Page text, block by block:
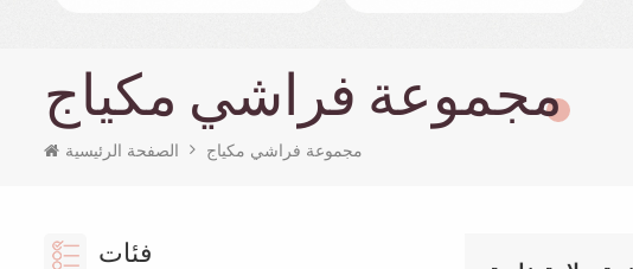
مجموعة فراشي مكياج
الصفحة الرئيسية مجموعة فراشي مكياج
فئات